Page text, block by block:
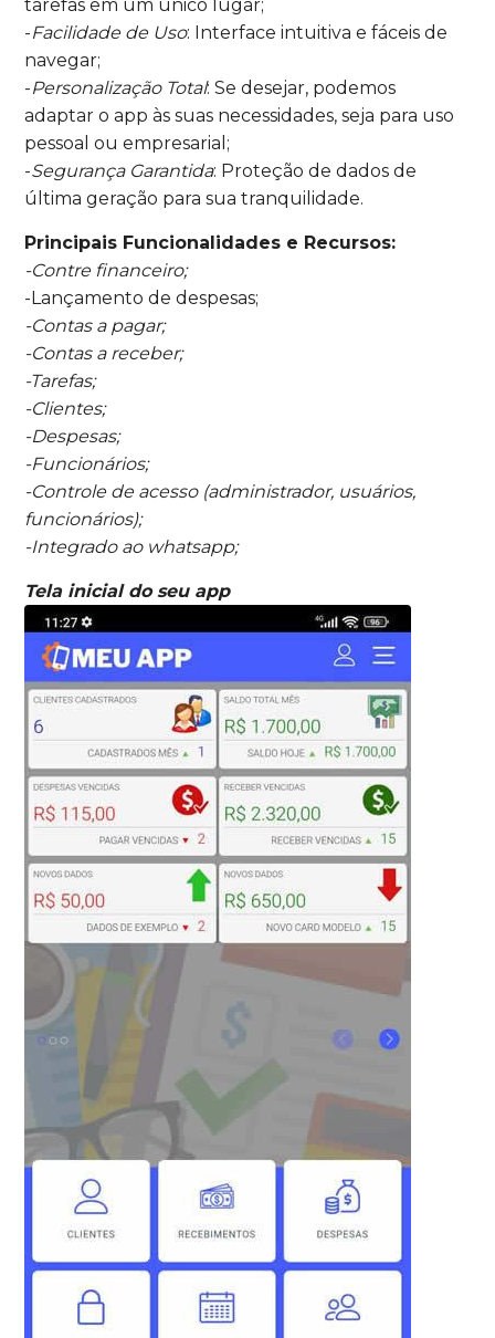
tarefas em um único lugar;
-Facilidade de Uso: Interface intuitiva e fáceis de
navegar;
-Personalização Total: Se desejar, podemos
adaptar o app às suas necessidades, seja para uso
pessoal ou empresarial;
-Segurança Garantida: Proteção de dados de
última geração para sua tranquilidade.
Principais Funcionalidades e Recursos:
-Contre financeiro;
-Lançamento de despesas;
-Contas a pagar;
-Contas a receber;
-Tarefas;
-Clientes;
-Despesas;
-Funcionários;
-Controle de acesso (administrador, usuários,
funcionários);
-Integrado ao whatsapp;
Tela inicial do seu app